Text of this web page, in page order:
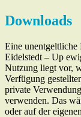
Downloads
Eine unentgeltliche
Eidelstedt – Up
Nutzung liegt vor,
Verfügung
private
verwenden. Das
oder auf der